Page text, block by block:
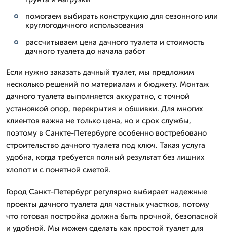
помогаем выбирать конструкцию для сезонного или
круглогодичного использования
рассчитываем цена дачного туалета и стоимость
дачного туалета до начала работ
Если нужно заказать дачный туалет, мы предложим
несколько решений по материалам и бюджету. Монтаж
дачного туалета выполняется аккуратно, с точной
установкой опор, перекрытия и обшивки. Для многих
клиентов важна не только цена, но и срок службы,
поэтому в Санкте-Петербурге особенно востребовано
строительство дачного туалета под ключ. Такая услуга
удобна, когда требуется полный результат без лишних
хлопот и с понятной сметой.
Город Санкт-Петербург регулярно выбирает надежные
проекты дачного туалета для частных участков, потому
что готовая постройка должна быть прочной, безопасной
и удобной. Мы можем сделать как простой туалет для